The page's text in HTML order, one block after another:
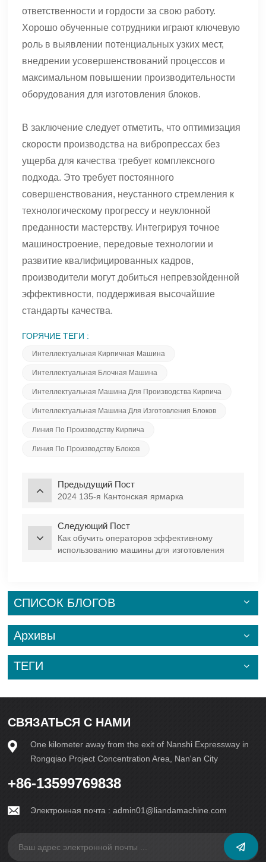
ответственности и гордости за свою работу.
Хорошо обученные сотрудники играют ключевую
роль в выявлении потенциальных узких мест,
внедрении усовершенствований процессов и
максимальном повышении производительности
оборудования для изготовления блоков.
В заключение следует отметить, что оптимизация
скорости производства на вибропрессах без
ущерба для качества требует комплексного
подхода. Это требует постоянного
совершенствования, неустанного стремления к
технологическому прогрессу и неуклонной
преданности мастерству. Интегрируя точное
машиностроение, передовые технологии и
развитие квалифицированных кадров,
производители могут добиться непревзойденной
эффективности, поддерживая высочайшие
стандарты качества.
ГОРЯЧИЕ ТЕГИ :
Интеллектуальная Кирпичная Машина
Интеллектуальная Блочная Машина
Интеллектуальная Машина Для Производства Кирпича
Интеллектуальная Машина Для Изготовления Блоков
Линия По Производству Кирпича
Линия По Производству Блоков
Предыдущий Пост
2024 135-я Кантонская ярмарка
Следующий Пост
Как обучить операторов эффективному
использованию машины для изготовления
СПИСОК БЛОГОВ
Архивы
ТЕГИ
СВЯЗАТЬСЯ С НАМИ
One kilometer away from the exit of Nanshi Expressway in
Rongqiao Project Concentration Area, Nan'an City
+86-13599769838
Электронная почта :admin01@liandamachine.com